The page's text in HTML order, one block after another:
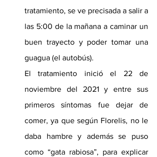
tratamiento, se ve precisada a salir a
las 5:00 de la mañana a caminar un
buen trayecto y poder tomar una
guagua (el autobús).
El tratamiento inició el 22 de
noviembre del 2021 y entre sus
primeros síntomas fue dejar de
comer, ya que según Florelis, no le
daba hambre y además se puso
como “gata rabiosa”, para explicar